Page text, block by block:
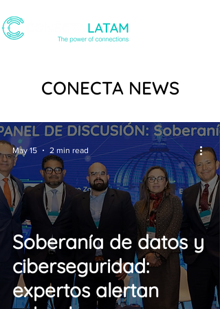
CONECTA NEWS
Soberanía de datos y
ciberseguridad:
expertos alertan
May 15 2 min read